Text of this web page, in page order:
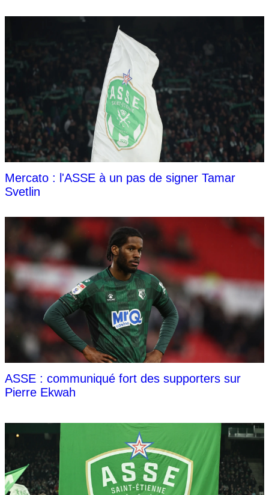
Mercato : l'ASSE à un pas de signer Tamar
Svetlin
ASSE : communiqué fort des supporters sur
Pierre Ekwah